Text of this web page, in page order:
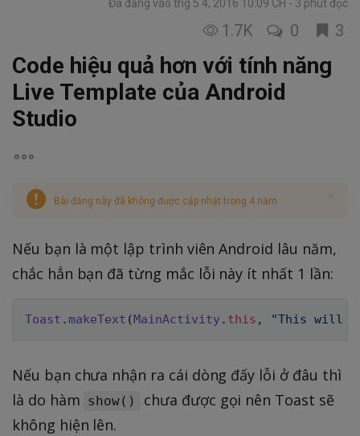
Đã đăng vào thg 5 4, 2016 10:09 CH 3 phút đọc
1.7K 0 3
Code hiệu quả hơn với tính năng
Live Template của Android
Studio
Bài đăng này đã không được cập nhật trong 4 năm
Nếu bạn là một lập trình viên Android lâu năm,
chắc hẳn bạn đã từng mắc lỗi này ít nhất 1 lần:
Toast . makeText (MainActivity . this , "This will
Nếu bạn chưa nhận ra cái dòng đấy lỗi ở đâu thì
là do hàm show()
chưa được gọi nên Toast sẽ
không hiện lên.